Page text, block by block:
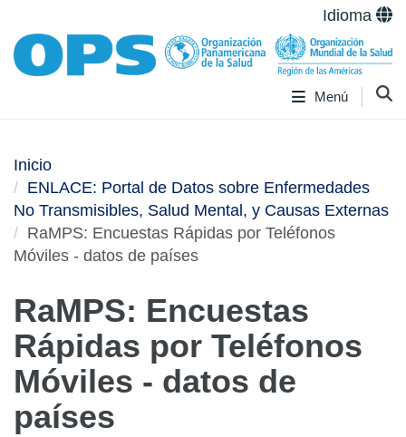
Idioma
Menú
Inicio
ENLACE: Portal de Datos sobre Enfermedades
No Transmisibles, Salud Mental, y Causas Externas
RaMPS: Encuestas Rápidas por Teléfonos
Móviles - datos de países
RaMPS: Encuestas
Rápidas por Teléfonos
Móviles - datos de
países